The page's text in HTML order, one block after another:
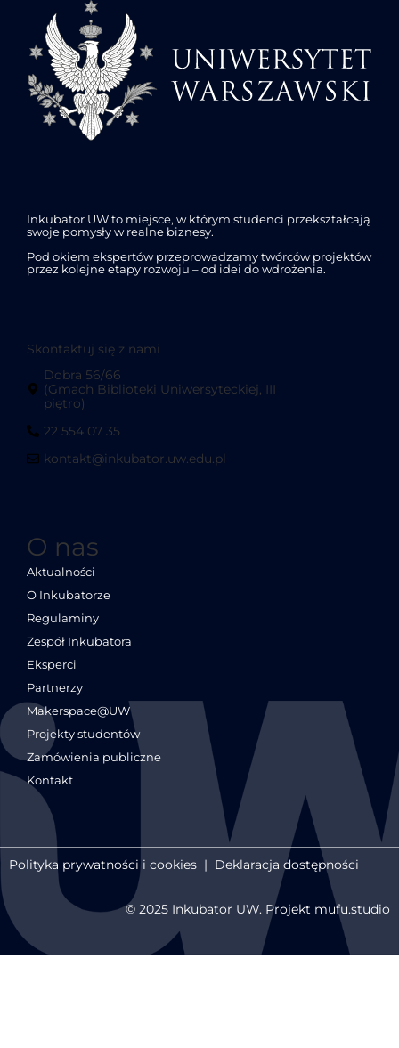
Inkubator UW to miejsce, w którym studenci przekształcają
swoje pomysły w realne biznesy.
Pod okiem ekspertów przeprowadzamy twórców projektów
przez kolejne etapy rozwoju – od idei do wdrożenia.
Skontaktuj się z nami
Dobra 56/66
(Gmach Biblioteki Uniwersyteckiej, III
piętro)
22 554 07 35
kontakt@inkubator.uw.edu.pl
O nas
Aktualności
O Inkubatorze
Regulaminy
Zespół Inkubatora
Eksperci
Partnerzy
Makerspace@UW
Projekty studentów
Zamówienia publiczne
Kontakt
Polityka prywatności i cookies | Deklaracja dostępności
© 2025 Inkubator UW. Projekt mufu.studio